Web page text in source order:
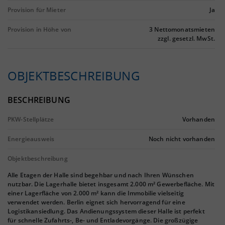
Provision für Mieter Ja
Provision in Höhe von
3 Nettomonatsmieten
zzgl. gesetzl. MwSt.
OBJEKTBESCHREIBUNG
BESCHREIBUNG
PKW-Stellplätze Vorhanden
Energieausweis Noch nicht vorhanden
Objektbeschreibung
Alle Etagen der Halle sind begehbar und nach Ihren Wünschen
nutzbar. Die Lagerhalle bietet insgesamt 2.000 m² Gewerbefläche. Mit
einer Lagerfläche von 2.000 m² kann die Immobilie vielseitig
verwendet werden. Berlin eignet sich hervorragend für eine
Logistikansiedlung. Das Andienungssystem dieser Halle ist perfekt
für schnelle Zufahrts-, Be- und Entladevorgänge. Die großzügige